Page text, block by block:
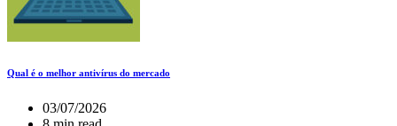
Qual é o melhor antivírus do mercado
03/07/2026